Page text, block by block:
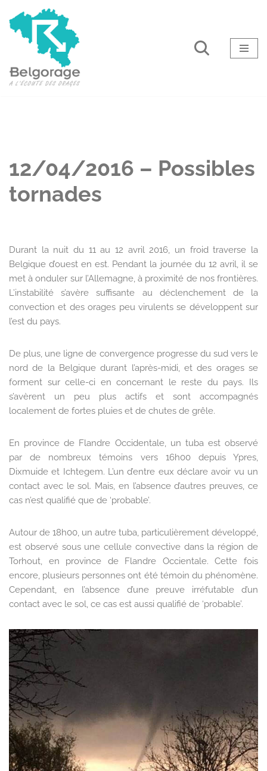
Aller
12/04/2016 – Possibles
tornades
Durant la nuit du 11 au 12 avril 2016, un froid traverse la
Belgique d’ouest en est. Pendant la journée du 12 avril, il se
met à onduler sur l’Allemagne, à proximité de nos frontières.
L’instabilité s’avère suffisante au déclenchement de la
convection et des orages peu virulents se développent sur
l’est du pays.
De plus, une ligne de convergence progresse du sud vers le
nord de la Belgique durant l’après-midi, et des orages se
forment sur celle-ci en concernant le reste du pays. Ils
s’avèrent un peu plus actifs et sont accompagnés
localement de fortes pluies et de chutes de grêle.
En province de Flandre Occidentale, un tuba est observé
par de nombreux témoins vers 16h00 depuis Ypres,
Dixmuide et Ichtegem. L’un d’entre eux déclare avoir vu un
contact avec le sol. Mais, en l’absence d’autres preuves, ce
cas n’est qualifié que de ‘probable’.
Autour de 18h00, un autre tuba, particulièrement développé,
est observé sous une cellule convective dans la région de
Torhout, en province de Flandre Occientale. Cette fois
encore, plusieurs personnes ont été témoin du phénomène.
Cependant, en l’absence d’une preuve irréfutable d’un
contact avec le sol, ce cas est aussi qualifié de ‘probable’.